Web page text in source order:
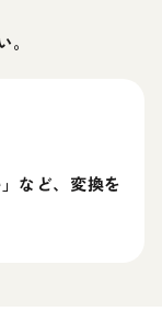
など、変換を